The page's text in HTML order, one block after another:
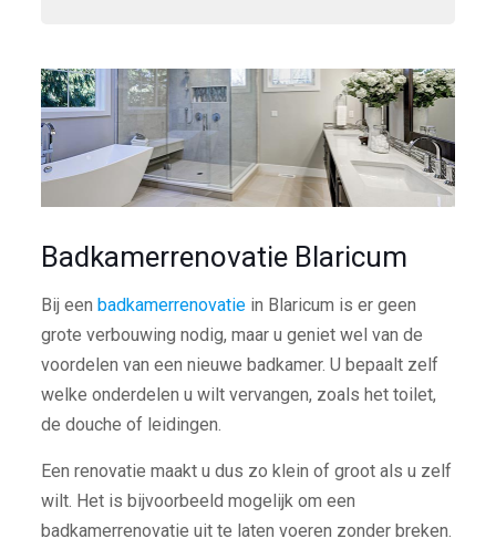
Badkamerrenovatie Blaricum
Bij een badkamerrenovatiein Blaricum is er geen
grote verbouwing nodig, maar u geniet wel van de
voordelen van een nieuwe badkamer. U bepaalt zelf
welke onderdelen u wilt vervangen, zoals het toilet,
de douche of leidingen.
Een renovatie maakt u dus zo klein of groot als u zelf
wilt. Het is bijvoorbeeld mogelijk om een
badkamerrenovatie uit te laten voeren zonder breken.